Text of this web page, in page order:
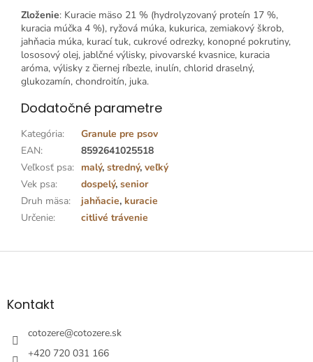
Zloženie: Kuracie mäso 21 % (hydrolyzovaný proteín 17 %,
kuracia múčka 4 %), ryžová múka, kukurica, zemiakový škrob,
jahňacia múka, kurací tuk, cukrové odrezky, konopné pokrutiny,
lososový olej, jablčné výlisky, pivovarské kvasnice, kuracia
aróma, výlisky z čiernej ríbezle, inulín, chlorid draselný,
glukozamín, chondroitín, juka.
Dodatočné parametre
Kategória:
Granule pre psov
EAN:
8592641025518
Veľkosť psa: malý, stredný, veľký
Vek psa: dospelý, senior
Druh mäsa: jahňacie, kuracie
Určenie: citlivé trávenie
Z
äKontakt
cotozere@cotozere.sk
+420 720 031 166